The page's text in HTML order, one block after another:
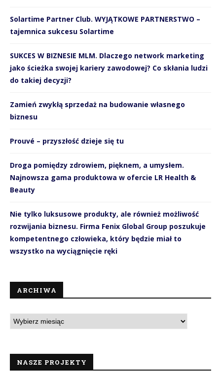
Solartime Partner Club. WYJĄTKOWE PARTNERSTWO –
tajemnica sukcesu Solartime
SUKCES W BIZNESIE MLM. Dlaczego network marketing
jako ścieżka swojej kariery zawodowej? Co skłania ludzi
do takiej decyzji?
Zamień zwykłą sprzedaż na budowanie własnego
biznesu
Prouvé – przyszłość dzieje się tu
Droga pomiędzy zdrowiem, pięknem, a umysłem.
Najnowsza gama produktowa w ofercie LR Health &
Beauty
Nie tylko luksusowe produkty, ale również możliwość
rozwijania biznesu. Firma Fenix Global Group poszukuje
kompetentnego człowieka, który będzie miał to
wszystko na wyciągnięcie ręki
ARCHIWA
NASZE PROJEKTY